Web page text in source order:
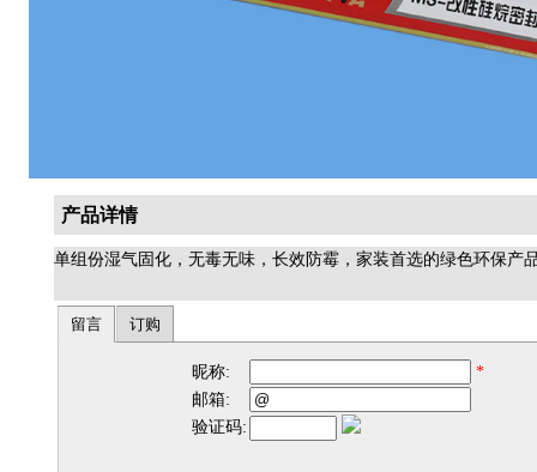
产品详情
单组份湿气固化，无毒无味，长效防霉，家装首选的绿色环保产
留言 订购